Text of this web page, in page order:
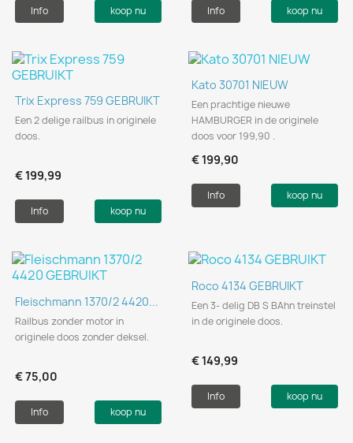
Info koop nu Info koop nu
Trix Express 759 GEBRUIKT
Een 2 delige railbus in originele
doos.
€ 199,99
Info koop nu
Kato 30701 NIEUW
Een prachtige nieuwe
HAMBURGER in de originele
doos voor 199,90 .
€ 199,90
Info koop nu
Fleischmann 1370/2 4420...
Railbus zonder motor in
originele doos zonder deksel.
€ 75,00
Info koop nu
Roco 4134 GEBRUIKT
Een 3- delig DB S BAhn treinstel
in de originele doos.
€ 149,99
Info koop nu